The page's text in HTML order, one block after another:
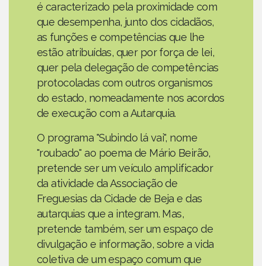
é caracterizado pela proximidade com
que desempenha, junto dos cidadãos,
as funções e competências que lhe
estão atribuídas, quer por força de lei,
quer pela delegação de competências
protocoladas com outros organismos
do estado, nomeadamente nos acordos
de execução com a Autarquia.
O programa "Subindo lá vai", nome
"roubado" ao poema de Mário Beirão,
pretende ser um veículo amplificador
da atividade da Associação de
Freguesias da Cidade de Beja e das
autarquias que a integram. Mas,
pretende também, ser um espaço de
divulgação e informação, sobre a vida
coletiva de um espaço comum que